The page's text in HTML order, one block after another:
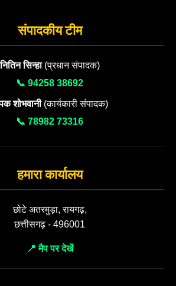
संपादकीय टीम
नितिन सिन्हा(प्रधान संपादक)
📞 94258 38692
शोभवानी(कार्यकारी संपादक)
📞 78982 73316
हमारा कार्यालय
छोटे अतरमुड़ा, रायगढ़,
छत्तीसगढ़ - 496001
📍 मैप पर देखें